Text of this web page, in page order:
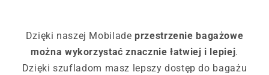
Dzięki naszej Mobilade przestrzenie bagażowe
można wykorzystać znacznie łatwiej i lepiej.
Dzięki szufladom masz lepszy dostęp do bagażu